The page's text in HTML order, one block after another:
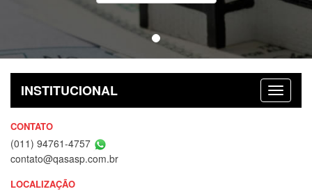
INSTITUCIONAL
CONTATO
(011) 94761-4757
contato@qasasp.com.br
LOCALIZAÇÃO